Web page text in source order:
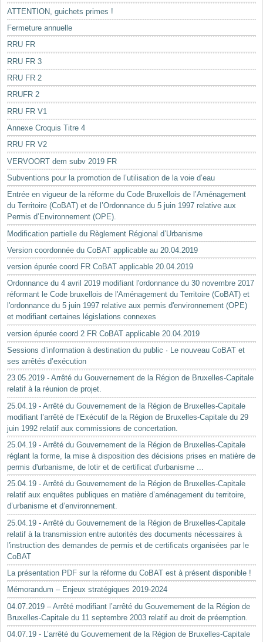
ATTENTION, guichets primes !
Fermeture annuelle
RRU FR
RRU FR 3
RRU FR 2
RRUFR 2
RRU FR V1
Annexe Croquis Titre 4
RRU FR V2
VERVOORT dem subv 2019 FR
Subventions pour la promotion de l’utilisation de la voie d’eau
Entrée en vigueur de la réforme du Code Bruxellois de l’Aménagement
du Territoire (CoBAT) et de l’Ordonnance du 5 juin 1997 relative aux
Permis d’Environnement (OPE).
Modification partielle du Règlement Régional d’Urbanisme
Version coordonnée du CoBAT applicable au 20.04.2019
version épurée coord FR CoBAT applicable 20.04.2019
Ordonnance du 4 avril 2019 modifiant l'ordonnance du 30 novembre 2017
réformant le Code bruxellois de l'Aménagement du Territoire (CoBAT) et
l'ordonnance du 5 juin 1997 relative aux permis d'environnement (OPE)
et modifiant certaines législations connexes
version épurée coord 2 FR CoBAT applicable 20.04.2019
Sessions d’information à destination du public · Le nouveau CoBAT et
ses arrêtés d’exécution
23.05.2019 - Arrêté du Gouvernement de la Région de Bruxelles-Capitale
relatif à la réunion de projet.
25.04.19 - Arrêté du Gouvernement de la Région de Bruxelles-Capitale
modifiant l’arrêté de l’Exécutif de la Région de Bruxelles-Capitale du 29
juin 1992 relatif aux commissions de concertation.
25.04.19 - Arrêté du Gouvernement de la Région de Bruxelles-Capitale
réglant la forme, la mise à disposition des décisions prises en matière de
permis d'urbanisme, de lotir et de certificat d'urbanisme ...
25.04.19 - Arrêté du Gouvernement de la Région de Bruxelles-Capitale
relatif aux enquêtes publiques en matière d’aménagement du territoire,
d’urbanisme et d’environnement.
25.04.19 - Arrêté du Gouvernement de la Région de Bruxelles-Capitale
relatif à la transmission entre autorités des documents nécessaires à
l'instruction des demandes de permis et de certificats organisées par le
CoBAT
La présentation PDF sur la réforme du CoBAT est à présent disponible !
Mémorandum – Enjeux stratégiques 2019-2024
04.07.2019 – Arrêté modifiant l’arrêté du Gouvernement de la Région de
Bruxelles-Capitale du 11 septembre 2003 relatif au droit de préemption.
04.07.19 - L’arrêté du Gouvernement de la Région de Bruxelles-Capitale